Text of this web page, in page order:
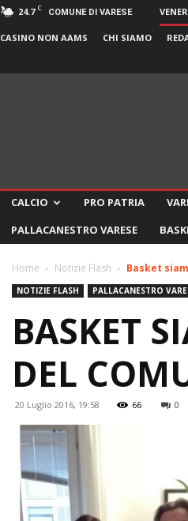
24.7 C COMUNE DI VARESE
CASINO NON AAMS CHI SIAMO
CALCIO PRO PATRIA
PALLACANESTRO VARESE
Home Notizie Flash Basket
NOTIZIE FLASH PALLACANESTRO
BASKET
DEL
20 Luglio 2016, 19:58 66 0